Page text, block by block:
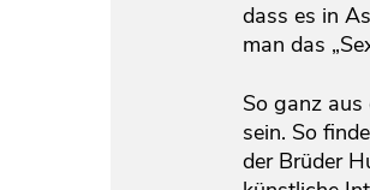
dass es in
man das
So ganz
sein. So
der Brüder